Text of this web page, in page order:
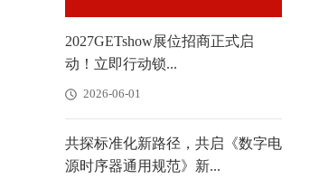
2027GETshow展位招商正式启
动！立即行动锁...
2026-06-01
共探标准化新路径，共启《数字电
源时序器通用规范》新...